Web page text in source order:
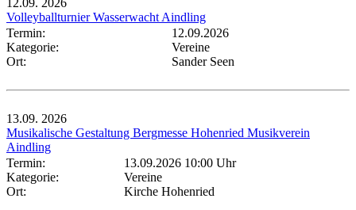
12.09. 2026
Volleyballturnier Wasserwacht Aindling
Termin:
12.09.2026
Kategorie:
Vereine
Ort:
Sander Seen
13.09. 2026
Musikalische Gestaltung Bergmesse Hohenried Musikverein
Aindling
Termin:
13.09.2026 10:00 Uhr
Kategorie:
Vereine
Ort:
Kirche Hohenried